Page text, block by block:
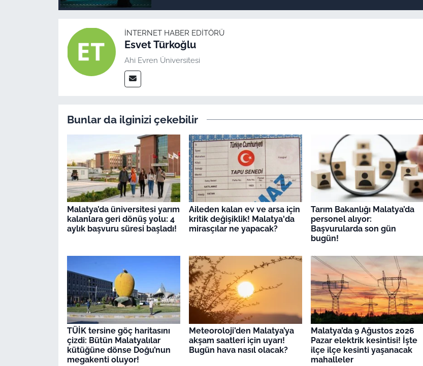
İNTERNET HABER EDITÖRÜ
Esvet Türkoğlu
Ahi Evren Üniversitesi
Bunlar da ilginizi çekebilir
Malatya’da üniversitesi yarım
kalanlara geri dönüş yolu: 4
aylık başvuru süresi başladı!
Aileden kalan ev ve arsa için
kritik değişiklik! Malatya'da
mirasçılar ne yapacak?
Tarım Bakanlığı Malatya’da
personel alıyor:
Başvurularda son gün
bugün!
TÜİK tersine göç haritasını
çizdi: Bütün Malatyalılar
kütüğüne dönse Doğu’nun
megakenti oluyor!
Meteoroloji’den Malatya’ya
akşam saatleri için uyarı!
Bugün hava nasıl olacak?
Malatya’da 9 Ağustos 2026
Pazar elektrik kesintisi! İşte
ilçe ilçe kesinti yaşanacak
mahalleler